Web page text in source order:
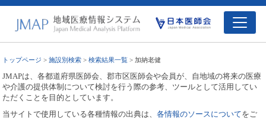
トップページ >施設別検索 >検索結果一覧 > 加納老健
JMAPは、各都道府県医師会、郡市区医師会や会員が、自地域の将来の医療
や介護の提供体制について検討を行う際の参考、ツールとして活用してい
ただくことを目的としています。
当サイトで使用している各種情報の出典は、各情報のソースについてをご